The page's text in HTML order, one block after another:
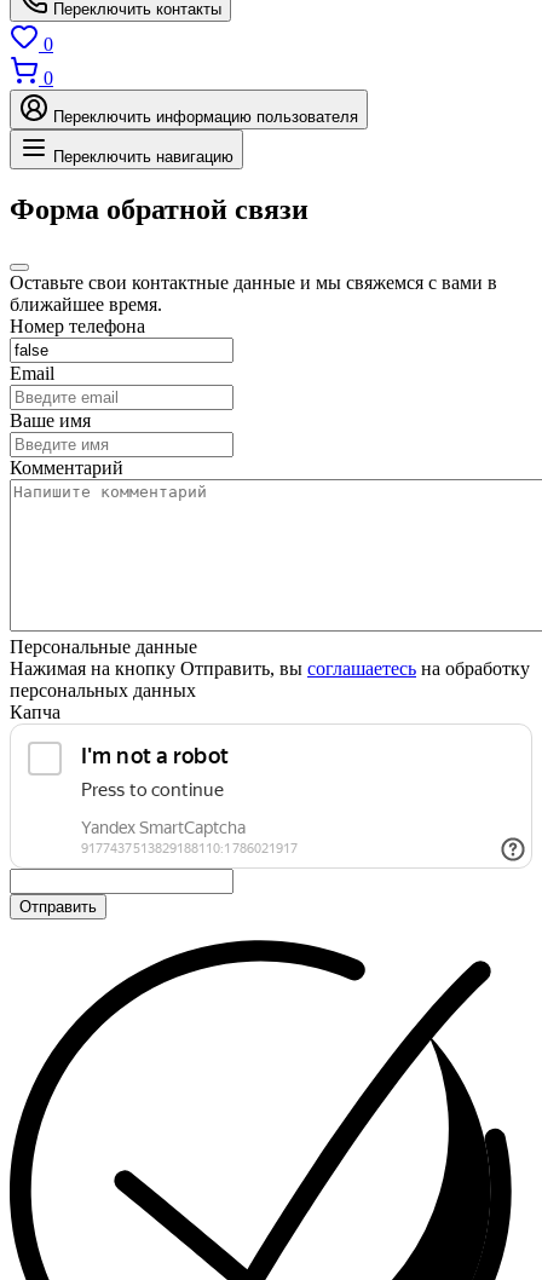
Переключить контакты
0
0
Переключить информацию пользователя
Переключить навигацию
Форма обратной связи
Оставьте свои контактные данные и мы свяжемся с вами в
ближайшее время.
Номер телефона
Email
Ваше имя
Комментарий
Персональные данные
Нажимая на кнопку Отправить, вы соглашаетесь на обработку
персональных данных
Капча
Отправить